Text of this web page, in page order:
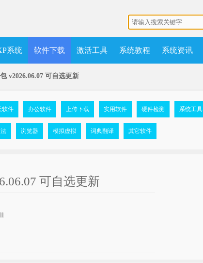
系统 软件下载 激活工具 系统教程 系统资讯
v2026.06.07 可自选更新
软件 办公软件 上传下载 实用软件 硬件检测 系统工具
浏览器 模拟虚拟 词典翻译 其它软件
可自选更新